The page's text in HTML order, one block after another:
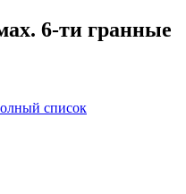
6-ти гранные
список